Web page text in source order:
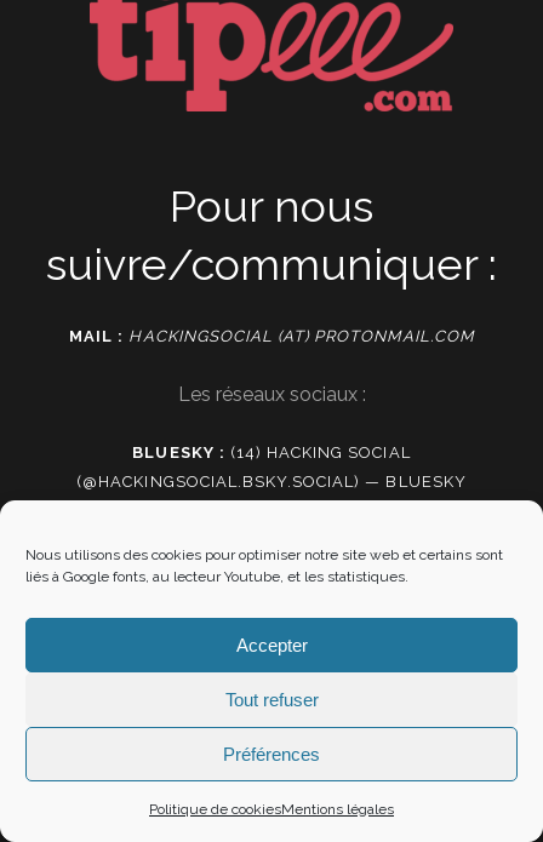
Nous utilisons des cookies pour optimiser notre site web et certains sont
liés à Google fonts, au lecteur Youtube, et les statistiques.
Accepter
Tout refuser
Préférences
Politique de cookiesMentions légales
Pour nous
suivre/communiquer :
MAIL : HACKINGSOCIAL (AT) PROTONMAIL.COM
Les réseaux sociaux :
BLUESKY : (14) HACKING SOCIAL
(@HACKINGSOCIAL.BSKY.SOCIAL) — BLUESKY
FACEBOOK
THREADS
Contenus :
PEERTUBE :
HTTPS://SKEPTIKON.FR/VIDEO-